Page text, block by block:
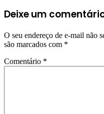
Deixe um
O seu endereço de e-mail não
são marcados com *
Comentário *